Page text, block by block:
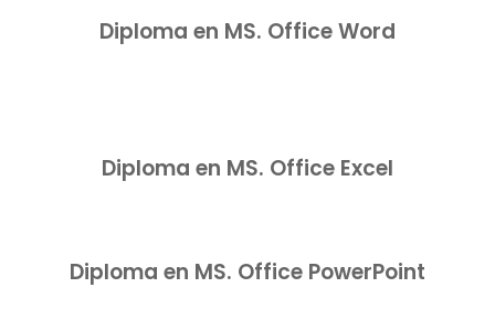
Diploma en MS. Office Word
Diploma en MS. Office Excel
Diploma en MS. Office PowerPoint